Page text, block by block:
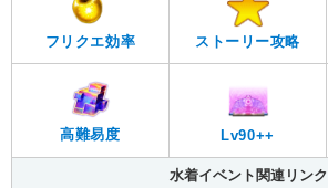
フリクエ効率 ストーリー攻略
高難易度 Lv90++
水着イベント関連リンク